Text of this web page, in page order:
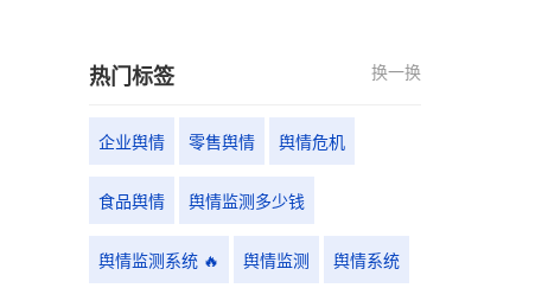
热门标签 换一换
企业舆情 零售舆情 舆情危机
食品舆情 舆情监测多少钱
舆情监测系统 🔥 舆情监测 舆情系统